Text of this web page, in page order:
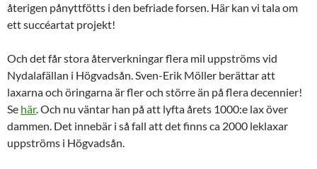
återigen pånyttfötts i den befriade forsen. Här kan vi tala om
ett succéartat projekt!
Och det får stora återverkningar flera mil uppströms vid
Nydalafällan i Högvadsån. Sven-Erik Möller berättar att
laxarna och öringarna är fler och större än på flera decennier!
Se här. Och nu väntar han på att lyfta årets 1000:e lax över
dammen. Det innebär i så fall att det finns ca 2000 leklaxar
uppströms i Högvadsån.